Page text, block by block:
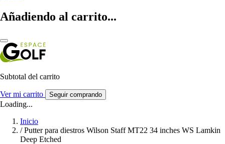
Añadiendo al carrito...
Subtotal del carrito
Ver mi carrito Seguir comprando
Loading...
Inicio
/ Putter para diestros Wilson Staff MT22 34 inches WS Lamkin
Deep Etched